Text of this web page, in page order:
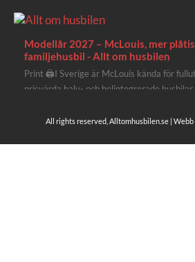
Modellår 2027 – McLouis, mer
familjehusbil - Allt om husbilen
Print 🖨I Sverige är McLouis kända för
prisvärda halv- och helintegrerade
plåtisutbud lite extra kärlek med hela 3
All rights reserved, Alltomhusbilen.se | Webb